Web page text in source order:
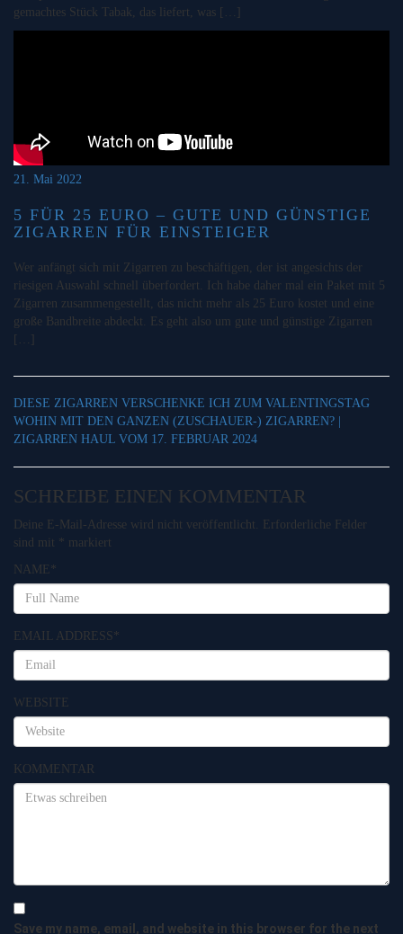
gemachtes Stück Tabak, das liefert, was […]
21. Mai 2022
5 FÜR 25 EURO – GUTE UND GÜNSTIGE
ZIGARREN FÜR EINSTEIGER
Wer anfängt sich mit Zigarren zu beschäftigen, der ist angesichts der
riesigen Auswahl schnell überfordert. Ich habe daher mal ein Paket mit 5
Zigarren zusammengestellt, das nicht mehr als 25 Euro kostet und eine
große Bandbreite abdeckt. Es geht also um gute und günstige Zigarren
DIESE ZIGARREN VERSCHENKE ICH ZUM VALENTINGSTAG
WOHIN MIT DEN GANZEN (ZUSCHAUER-) ZIGARREN? |
ZIGARREN HAUL VOM 17. FEBRUAR 2024
SCHREIBE EINEN KOMMENTAR
Deine E-Mail-Adresse wird nicht veröffentlicht.
Erforderliche Felder
sind mit * markiert
NAME *
EMAIL ADDRESS*
WEBSITE
KOMMENTAR
Save my name, email, and website in this browser for the next